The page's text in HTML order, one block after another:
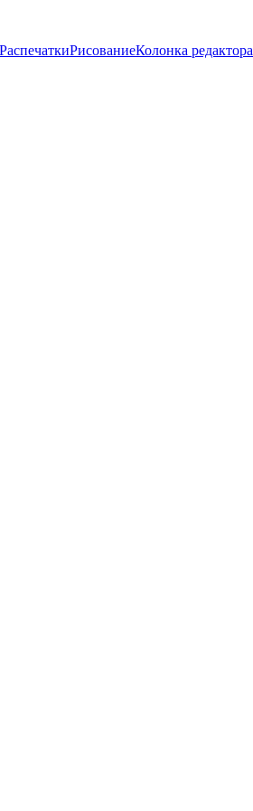
РаспечаткиРисованиеКолонка редактора